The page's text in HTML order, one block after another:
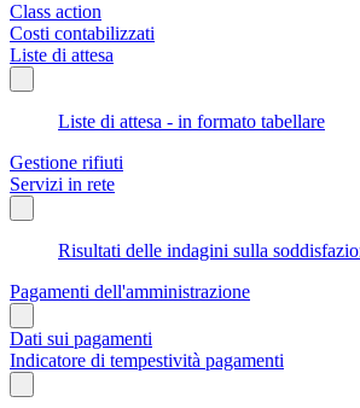
Class action
Costi contabilizzati
Liste di attesa
Liste di attesa - in formato tabellare
Gestione rifiuti
Servizi in rete
Risultati delle indagini sulla
Pagamenti dell'amministrazione
Dati sui pagamenti
Indicatore di tempestività pagamenti